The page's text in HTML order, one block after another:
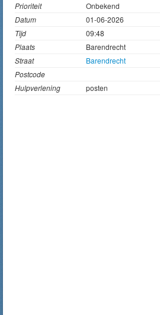
Prioriteit
Onbekend
Datum
01-06-2026
Tijd
09:48
Plaats
Barendrecht
Straat
Barendrecht
Postcode
Hulpverlening
posten